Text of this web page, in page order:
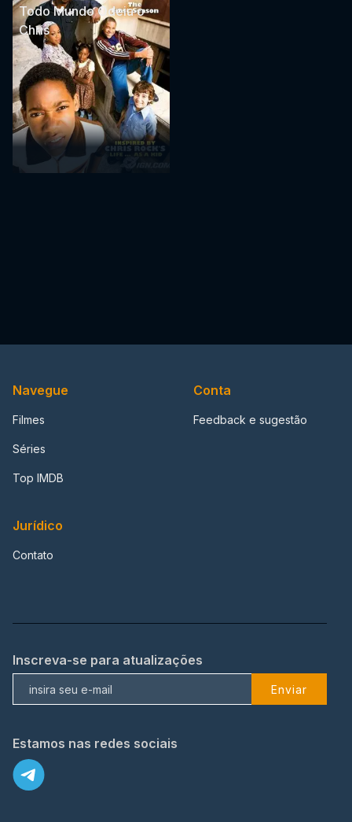
Todo Mundo Odeia o
Chris
Navegue
Filmes
Séries
Top IMDB
Conta
Feedback e sugestão
Jurídico
Contato
Inscreva-se para atualizações
Enviar
Estamos nas redes sociais